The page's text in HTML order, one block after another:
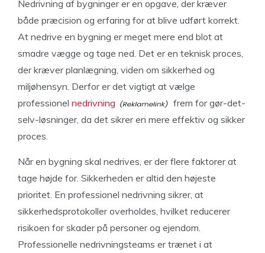
Nedrivning af bygninger er en opgave, der kræver
både præcision og erfaring for at blive udført korrekt.
At nedrive en bygning er meget mere end blot at
smadre vægge og tage ned. Det er en teknisk proces,
der kræver planlægning, viden om sikkerhed og
miljøhensyn. Derfor er det vigtigt at vælge
professionel nedrivning
frem for gør-det-
selv-løsninger, da det sikrer en mere effektiv og sikker
proces.
Når en bygning skal nedrives, er der flere faktorer at
tage højde for. Sikkerheden er altid den højeste
prioritet. En professionel nedrivning sikrer, at
sikkerhedsprotokoller overholdes, hvilket reducerer
risikoen for skader på personer og ejendom.
Professionelle nedrivningsteams er trænet i at